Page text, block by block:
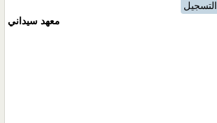
التسجيل
معهد سيداني